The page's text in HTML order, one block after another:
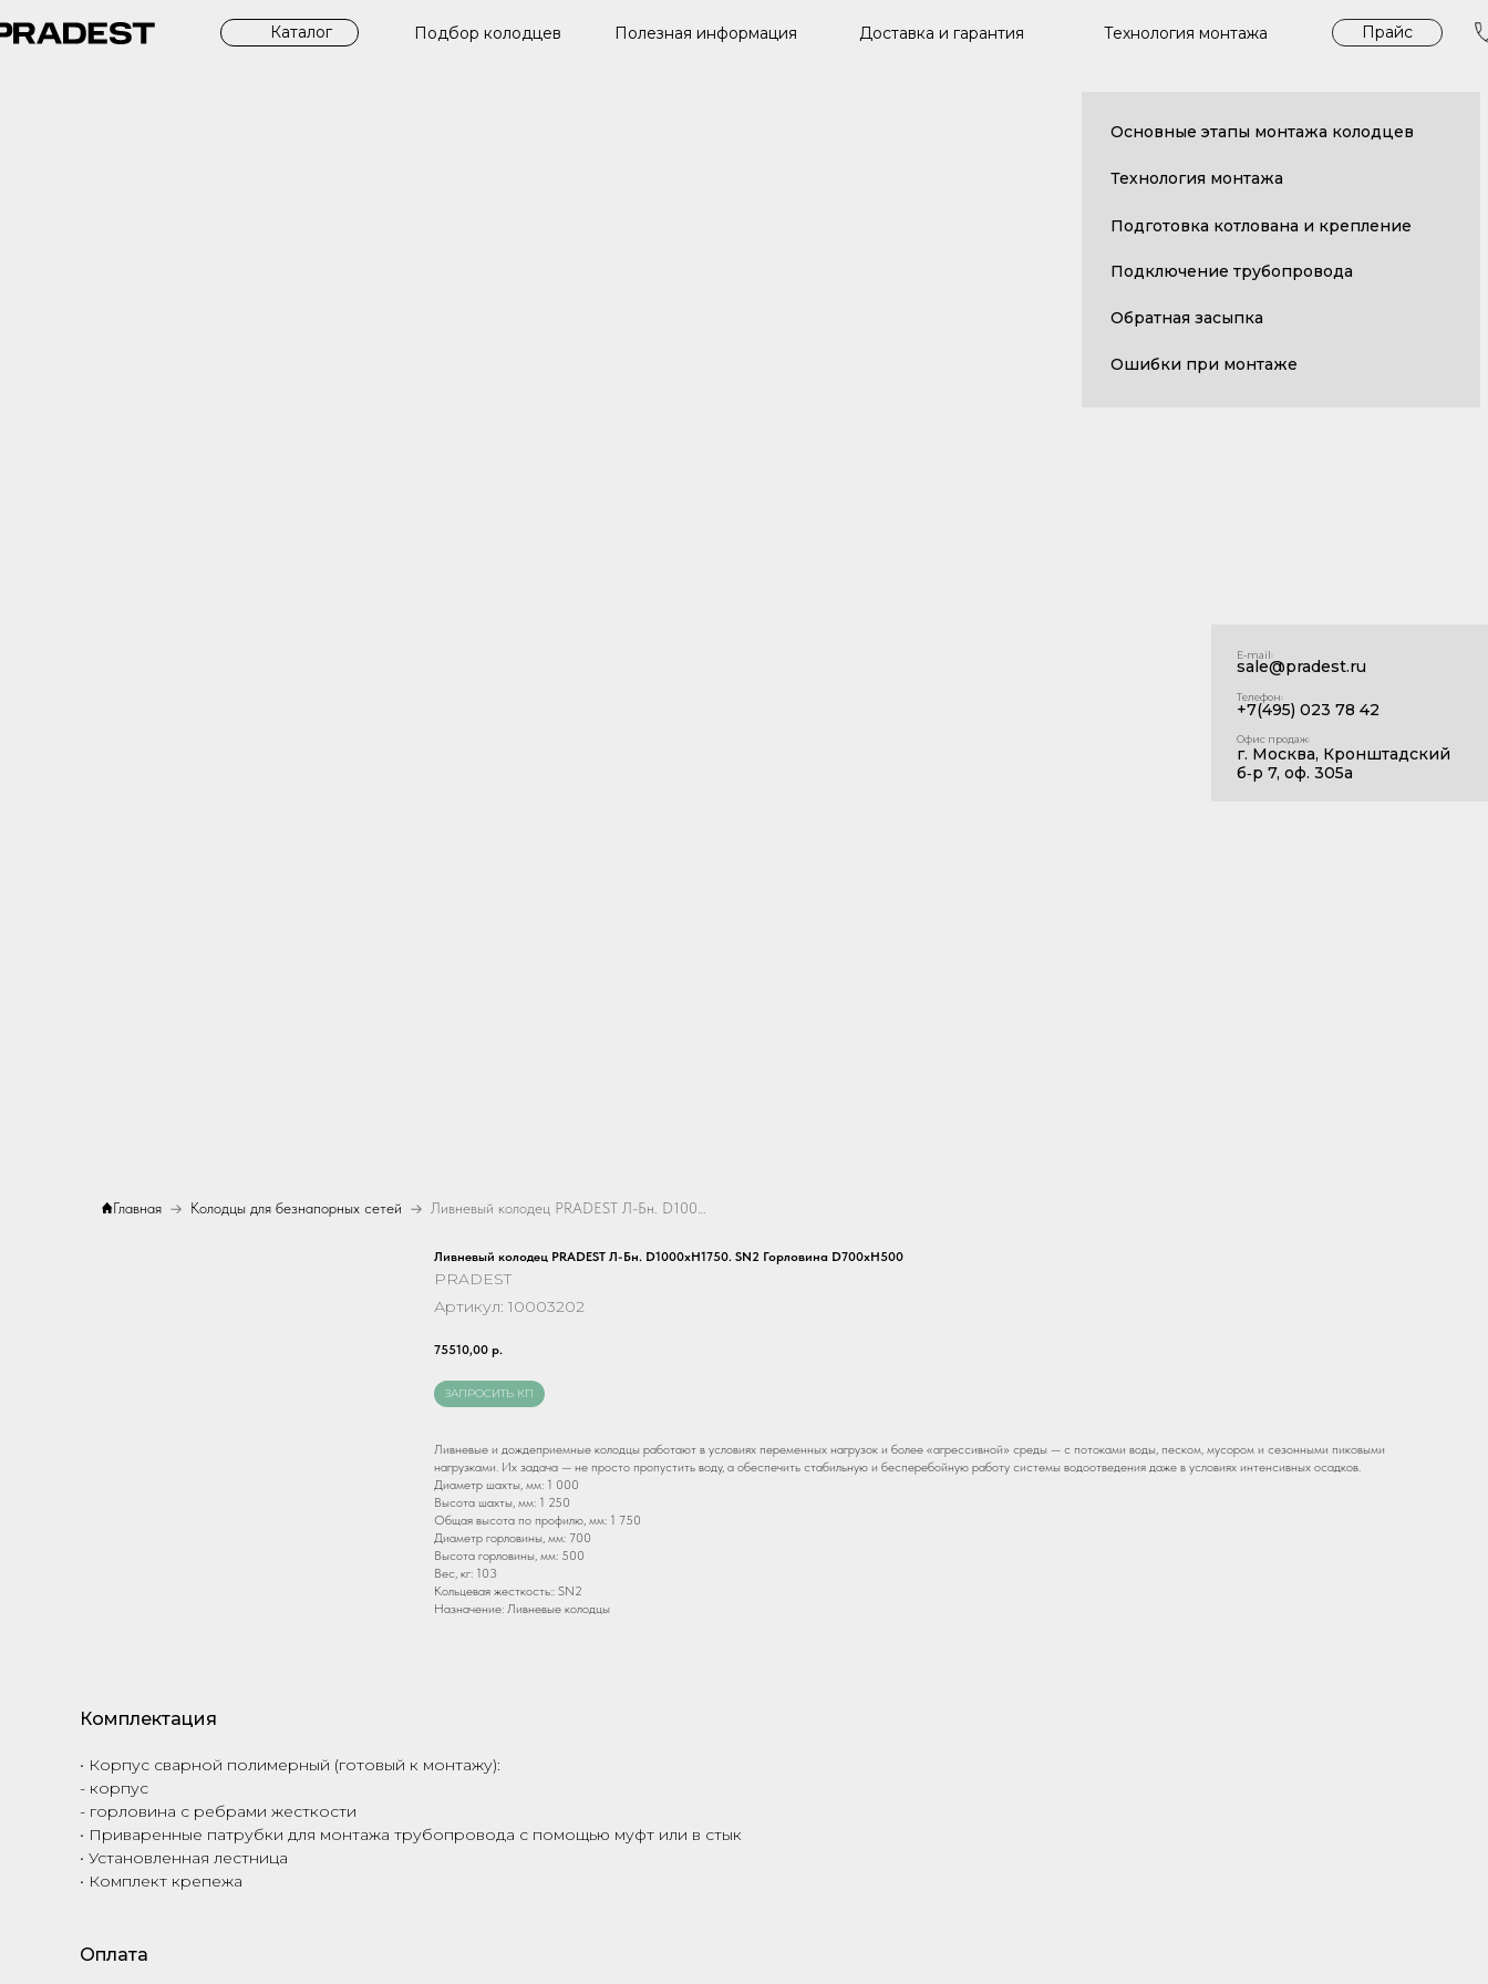
Подбор колодцев Прайс
Доставка и гарантия
Полезная информация
Каталог Технология монтажа
Технология монтажа
Основные этапы монтажа колодцев
Подготовка котлована и крепление
Обратная засыпка
Ошибки при монтаже
Подключение трубопровода
sale@pradest.ru
E‑mail꞉
+7(495) 023 78 42
Телефон꞉
г. Москва, Кронштадский
б‑р 7, оф. 305а
Офис продаж꞉
Главная Колодцы для безнапорных сетей
Ливневый колодец PRADEST Л-Бн. D1000хH1750. SN2 Горловина D700хH500
PRADEST
Артикул: 10003202
75510,00 р.
ЗАПРОСИТЬ КП
Ливневые и дождеприемные колодцы работают в условиях переменных нагрузок и более «агрессивной» среды — с потоками воды, песком, мусором и сезонными пиковыми
нагрузками. Их задача — не просто пропустить воду, а обеспечить стабильную и бесперебойную работу системы водоотведения даже в условиях интенсивных осадков.
Диаметр шахты, мм: 1 000
Высота шахты, мм: 1 250
Общая высота по профилю, мм: 1 750
Диаметр горловины, мм: 700
Высота горловины, мм: 500
Вес, кг: 103
Кольцевая жесткость:: SN2
Назначение: Ливневые колодцы
Комплектация
• Корпус сварной полимерный (готовый к монтажу):
- корпус
- горловина с ребрами жесткости
• Приваренные патрубки для монтажа трубопровода с помощью муфт или в стык
• Установленная лестница
• Комплект крепежа
Оплата